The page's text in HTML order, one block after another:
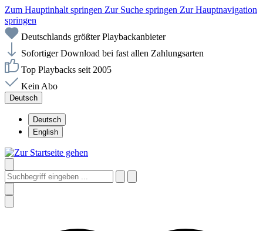
Zum Hauptinhalt springen Zur Suche springen Zur Hauptnavigation
springen
Deutschlands größter Playbackanbieter
Sofortiger Download bei fast allen Zahlungsarten
Top Playbacks seit 2005
Kein Abo
Deutsch
Deutsch
English